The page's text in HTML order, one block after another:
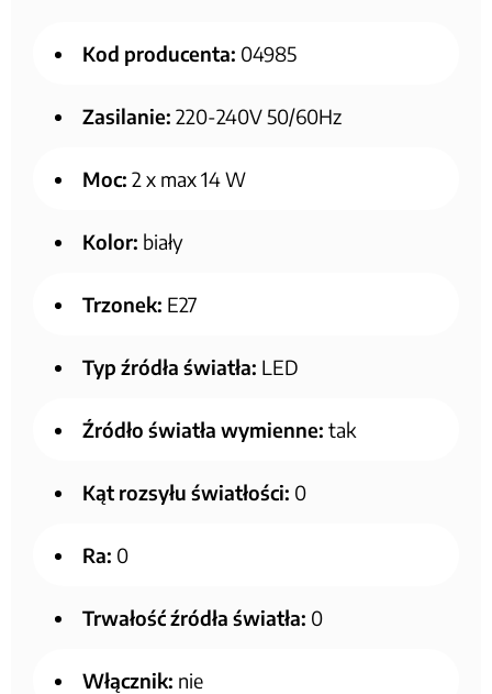
Kod producenta: 04985
Zasilanie: 220-240V 50/60Hz
Moc: 2 x max 14 W
Kolor: biały
Trzonek: E27
Typ źródła światła: LED
Źródło światła wymienne: tak
Kąt rozsyłu światłości: 0
Ra: 0
Trwałość źródła światła: 0
Włącznik: nie